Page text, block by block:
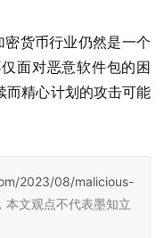
密货币行业仍然是一个
面对恶意软件包的困
而精心计划的攻击可能
2023/08/malicious-
，本文观点不代表墨知立